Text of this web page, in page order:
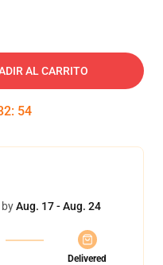
AL CARRITO
: 54
Aug. 17 - Aug. 24
Delivered